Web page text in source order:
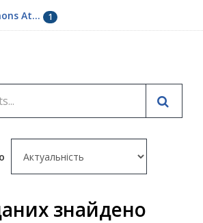
At... 1
знайдено